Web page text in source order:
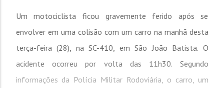
Um motociclista ficou gravemente ferido após se
envolver em uma colisão com um carro na manhã desta
terça-feira (28), na SC-410, em São João Batista. O
acidente ocorreu por volta das 11h30. Segundo
informações da Polícia Militar Rodoviária, o carro, um